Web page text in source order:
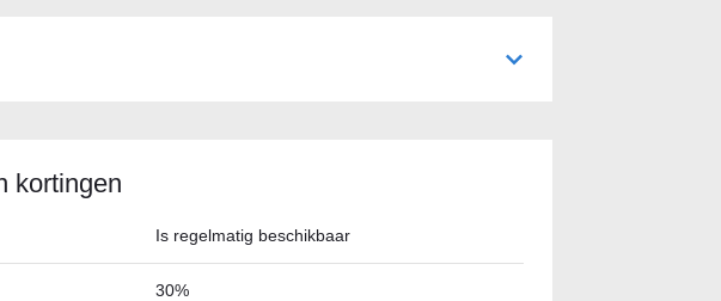
kortingen
Is regelmatig beschikbaar
30%